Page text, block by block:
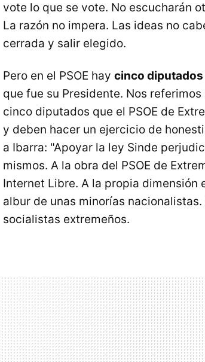
vote lo que se vote. No escucharán
La razón no impera. Las ideas no
cerrada y salir elegido.
Pero en el PSOE hay cinco diputados
que fue su Presidente. Nos referimos
cinco diputados que el PSOE de
y deben hacer un ejercicio de
a Ibarra: "Apoyar la ley Sinde
mismos. A la obra del PSOE de
Internet Libre. A la propia
albur de unas minorías
socialistas extremeños.